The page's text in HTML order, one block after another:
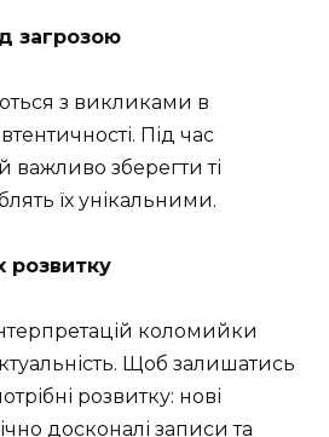
загрозою
з викликами в
Під час
важливо зберегти ті
їх унікальними.
розвитку
коломийки
Щоб залишатись
розвитку: нові
досконалі записи та